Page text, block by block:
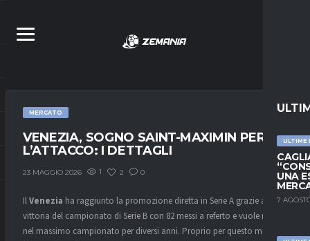
ULTIME
UNA
7
MERCATO
VENEZIA, SOGNO SAINT-MAXIMIN PER
L’ATTACCO: I DETTAGLI
23 MAGGIO 2026 1 2 0
IlVenezia ha raggiunto la promozione diretta in Serie A grazie alla
vittoria del campionato di Serie B con 82 messi a referto e vuole restare
nel massimo campionato per diversi anni. Proprio per questo motivo,